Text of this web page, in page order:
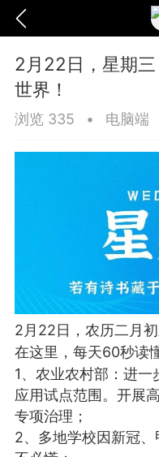
爆汗熊 卡卡
美业357 芯
师
2月22日，星期
世界！
浏览 335 • 电脑端
2月22日，农历二月初
在这里，每天60秒读
1、农业农村部：进
应用试点范围。开展
专项治理；
2、多地学校因新冠